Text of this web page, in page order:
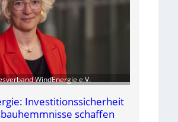
WindEnergie e.V.
Investitionssicherheit
schaffen